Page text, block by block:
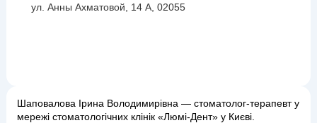
ул. Анны Ахматовой, 14 А, 02055
Шаповалова Ірина Володимирівна — стоматолог-терапевт у
мережі стоматологічних клінік «Люмі-Дент» у Києві.